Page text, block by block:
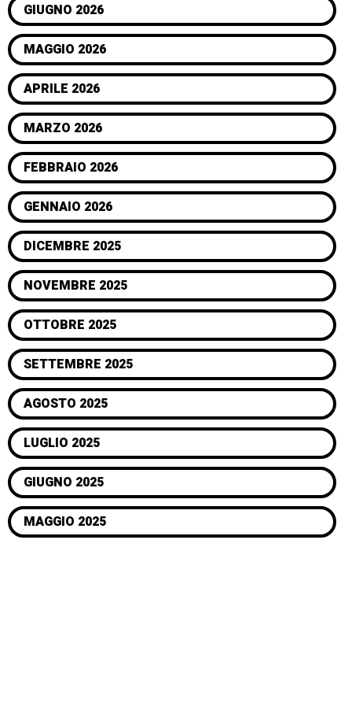
GIUGNO 2026
MAGGIO 2026
APRILE 2026
MARZO 2026
FEBBRAIO 2026
GENNAIO 2026
DICEMBRE 2025
NOVEMBRE 2025
OTTOBRE 2025
SETTEMBRE 2025
AGOSTO 2025
LUGLIO 2025
GIUGNO 2025
MAGGIO 2025